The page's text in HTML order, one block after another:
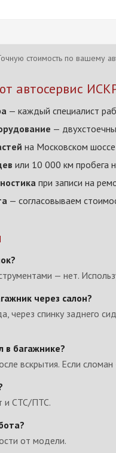
стоимость по вашему
автосервис
— каждый специалист
—
на Московском
или 10 000 км пробега
при записи на
— согласовываем
— нет.
через салон?
через спинку заднего
в багажнике?
вскрытия. Если
и СТС/ПТС.
от модели.